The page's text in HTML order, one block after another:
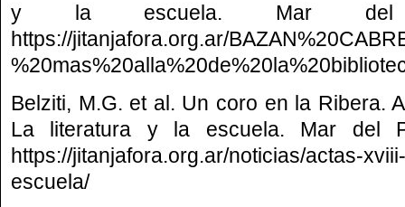
y la escuela. Mar del
https://jitanjafora.org.ar/
Belziti, M.G. et al. Un coro en la Ribera.
La literatura y la escuela. Mar del
https://jitanjafora.org.ar/noticias/actas-
escuela/